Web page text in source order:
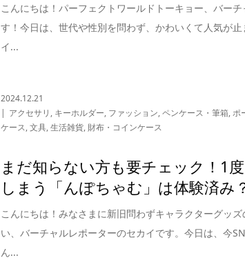
こんにちは！パーフェクトワールドトーキョー、バー
す！今日は、世代や性別を問わず、かわいくて人気が
イ...
2024.12.21
アクセサリ , キーホルダー, ファッション,ペンケース・筆箱,ポ
ケース,文具,生活雑貨, 財布・コインケース
まだ知らない方も要チェック！1
しまう「んぽちゃむ」は体験済み
こんにちは！みなさまに新旧問わずキャラクターグッ
い、バーチャルレポーターのセカイです。今日は、今
ん...